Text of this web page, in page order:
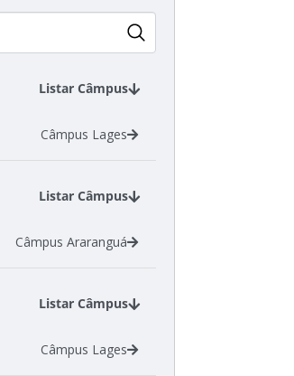
Listar Câmpus
Câmpus Lages
Listar Câmpus
Câmpus Araranguá
Listar Câmpus
Câmpus Lages